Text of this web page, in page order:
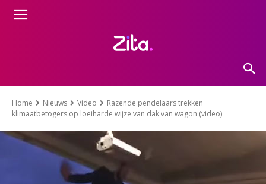
Home Nieuws Video
Razende pendelaars trekken
klimaatbetogers op loeiharde wijze van dak van wagon (video)